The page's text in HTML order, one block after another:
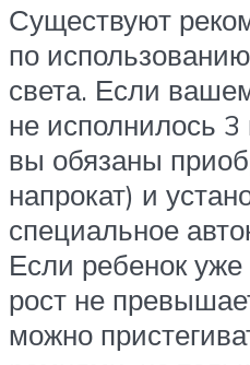
Существуют
по
света. Если
не исполнилось
вы обязаны
напрокат) и
специальное
Если ребенок
рост не
можно